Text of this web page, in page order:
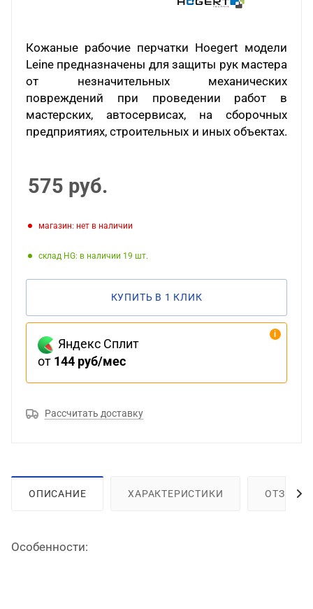
Кожаные рабочие перчатки Hoegert модели
Leine предназначены для защиты рук мастера
от незначительных механических
повреждений при проведении работ в
мастерских, автосервисах, на сборочных
предприятиях, строительных и иных объектах.
575 руб.
Магазин: нет в наличии
Склад HG: в наличии 19
КУПИТЬ В 1 КЛИК
Яндекс Сплит
от 144 руб/мес
Рассчитать доставку
ОПИСАНИЕ ХАРАКТЕРИСТИКИ ОТЗЫВЫ
Особенности: